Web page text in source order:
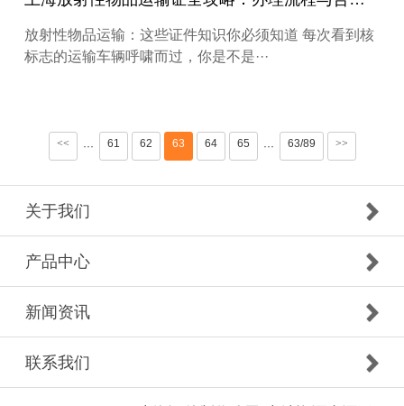
放射性物品运输：这些证件知识你必须知道 每次看到核
标志的运输车辆呼啸而过，你是不是···
<< ··· 61 62 63 64 65 ··· 63/89 >>
关于我们
产品中心
新闻资讯
联系我们